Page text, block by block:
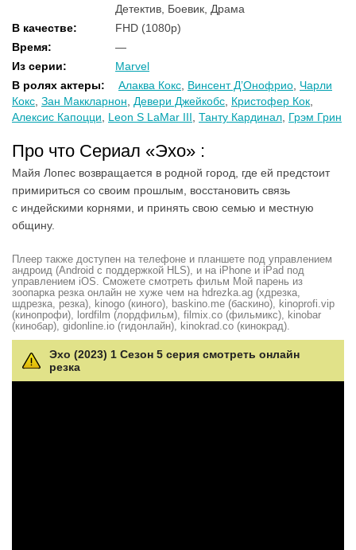
Детектив, Боевик, Драма
В качестве:
FHD (1080p)
Время:
—
Из серии:
Marvel
В ролях актеры: Алаква Кокс Винсент Д’Онофрио Чарли
Кокс Зан Маккларнон Девери Джейкобс Кристофер Кок
Алексис Капоцци
Leon S LaMar III Танту Кардинал Грэм Грин
Про что Сериал «Эхо» :
Майя Лопес возвращается в родной город, где ей предстоит
примириться со своим прошлым, восстановить связь
с индейскими корнями, и принять свою семью и местную
общину.
Плеер также доступен на телефоне и планшете под управлением
андроид (Android с поддержкой HLS), и на iPhone и iPad под
управлением iOS. Сможете смотреть фильм Мой парень из
зоопарка резка онлайн не хуже чем на hdrezka.ag (хдрезка,
шдрезка, резка), kinogo (киного), baskino.me (баскино), kinoprofi.vip
(кинопрофи), lordfilm (лордфильм), filmix.co (фильмикс), kinobar
(кинобар), gidonline.io (гидонлайн), kinokrad.сo (кинокрад).
Эхо (2023) 1 Сезон 5 серия смотреть онлайн
резка